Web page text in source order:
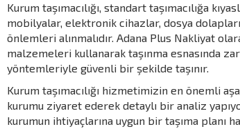
Kurum taşımacılığı, standart taşımacılığa
mobilyalar, elektronik cihazlar, dosya
önlemleri alınmalıdır. Adana Plus Nakliyat
malzemeleri kullanarak taşınma esnasında
yöntemleriyle güvenli bir şekilde taşınır.
Kurum taşımacılığı hizmetimizin en önemli
kurumu ziyaret ederek detaylı bir analiz
kurumun ihtiyaçlarına uygun bir taşıma planı